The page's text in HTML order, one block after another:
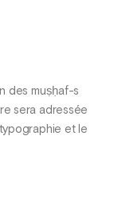
des muṣḥaf-s
sera adressée
et le